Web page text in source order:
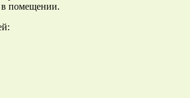
в помещении.